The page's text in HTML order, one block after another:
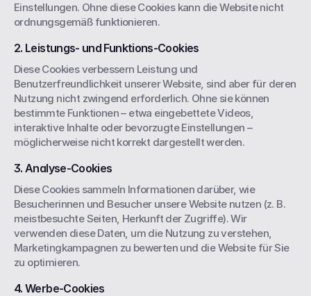
Einstellungen. Ohne diese Cookies kann die Website nicht
ordnungsgemäß funktionieren.
2. Leistungs- und Funktions-Cookies
Diese Cookies verbessern Leistung und
Benutzerfreundlichkeit unserer Website, sind aber für deren
Nutzung nicht zwingend erforderlich. Ohne sie können
bestimmte Funktionen – etwa eingebettete Videos,
interaktive Inhalte oder bevorzugte Einstellungen –
möglicherweise nicht korrekt dargestellt werden.
3. Analyse-Cookies
Diese Cookies sammeln Informationen darüber, wie
Besucherinnen und Besucher unsere Website nutzen (z. B.
meistbesuchte Seiten, Herkunft der Zugriffe). Wir
verwenden diese Daten, um die Nutzung zu verstehen,
Marketingkampagnen zu bewerten und die Website für Sie
zu optimieren.
4. Werbe-Cookies